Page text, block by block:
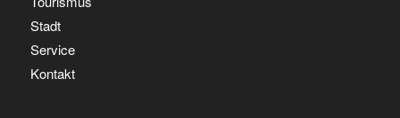
Stadt
Service
Kontakt